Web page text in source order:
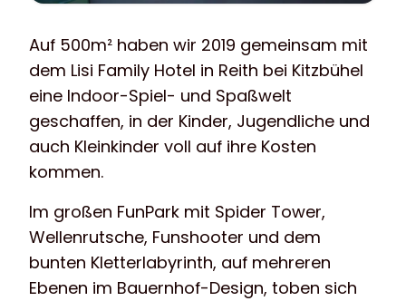
Auf 500m² haben wir 2019 gemeinsam mit
dem Lisi Family Hotel in Reith bei Kitzbühel
eine Indoor-Spiel- und Spaßwelt
geschaffen, in der Kinder, Jugendliche und
auch Kleinkinder voll auf ihre Kosten
kommen.
Im großen FunPark mit Spider Tower,
Wellenrutsche, Funshooter und dem
bunten Kletterlabyrinth, auf mehreren
Ebenen im Bauernhof-Design, toben sich